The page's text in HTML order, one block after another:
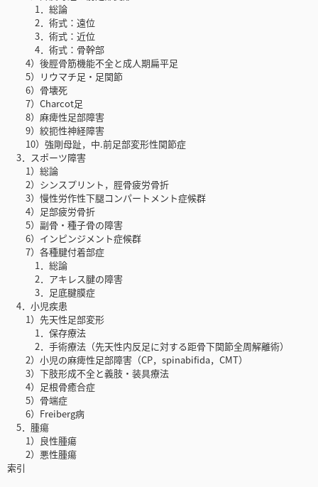
1．総論
2．術式：遠位
3．術式：近位
4．術式：骨幹部
4）後脛骨筋機能不全と成人期扁平足
5）リウマチ足・足関節
6）骨壊死
7）Charcot足
8）麻痺性足部障害
9）絞扼性神経障害
10）強剛母趾，中.前足部変形性関節症
3．スポーツ障害
1）総論
2）シンスプリント，脛骨疲労骨折
3）慢性労作性下腿コンパートメント症候群
4）足部疲労骨折
5）副骨・種子骨の障害
6）インピンジメント症候群
7）各種腱付着部症
1．総論
2．アキレス腱の障害
3．足底腱膜症
4．小児疾患
1）先天性足部変形
1．保存療法
2．手術療法（先天性内反足に対する距骨下関節全周解離術）
2）小児の麻痺性足部障害（CP，spinabifida，CMT）
3）下肢形成不全と義肢・装具療法
4）足根骨癒合症
5）骨端症
6）Freiberg病
5．腫瘍
1）良性腫瘍
2）悪性腫瘍
索引